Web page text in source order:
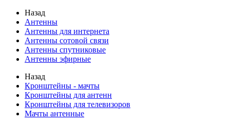
Назад
Антенны
Антенны для интернета
Антенны сотовой связи
Антенны спутниковые
Антенны эфирные
Назад
Кронштейны - мачты
Кронштейны для антенн
Кронштейны для телевизоров
Мачты антенные